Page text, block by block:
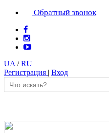
Обратный звонок
UA /RU
Регистрация | Вход